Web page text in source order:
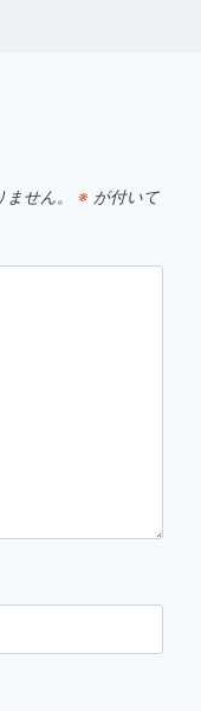
せん。 ※ が付いて